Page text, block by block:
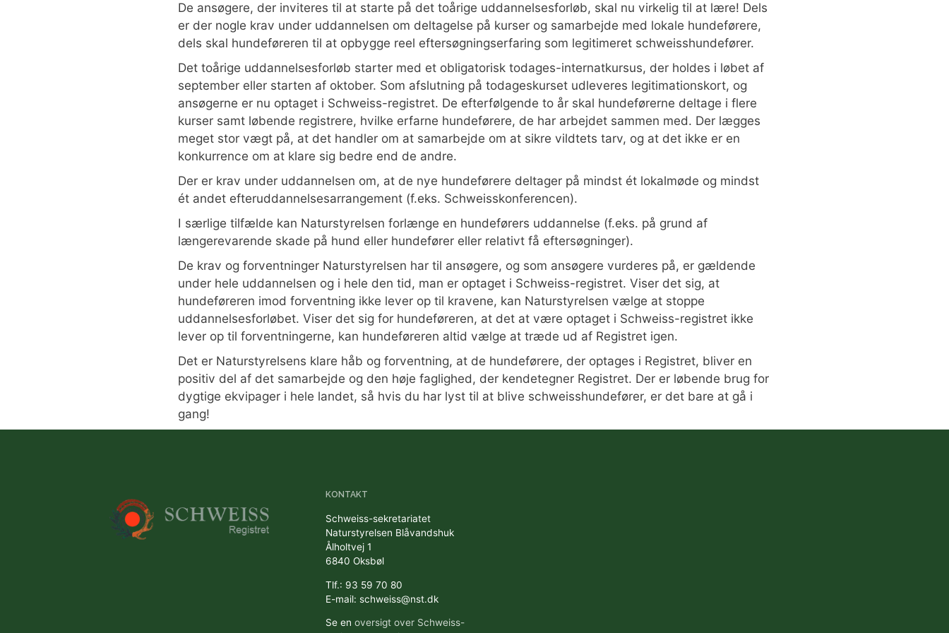
De ansøgere, der inviteres til at starte på det toårige uddannelsesforløb, skal nu virkelig til at lære! Dels
er der nogle krav under uddannelsen om deltagelse på kurser og samarbejde med lokale hundeførere,
dels skal hundeføreren til at opbygge reel eftersøgningserfaring som legitimeret schweisshundefører.
Det toårige uddannelsesforløb starter med et obligatorisk todages-internatkursus, der holdes i løbet af
september eller starten af oktober. Som afslutning på todageskurset udleveres legitimationskort, og
ansøgerne er nu optaget i Schweiss-registret. De efterfølgende to år skal hundeførerne deltage i flere
kurser samt løbende registrere, hvilke erfarne hundeførere, de har arbejdet sammen med. Der lægges
meget stor vægt på, at det handler om at samarbejde om at sikre vildtets tarv, og at det ikke er en
konkurrence om at klare sig bedre end de andre.
Der er krav under uddannelsen om, at de nye hundeførere deltager på mindst ét lokalmøde og mindst
ét andet efteruddannelsesarrangement (f.eks. Schweisskonferencen).
I særlige tilfælde kan Naturstyrelsen forlænge en hundeførers uddannelse (f.eks. på grund af
længerevarende skade på hund eller hundefører eller relativt få eftersøgninger).
De krav og forventninger Naturstyrelsen har til ansøgere, og som ansøgere vurderes på, er gældende
under hele uddannelsen og i hele den tid, man er optaget i Schweiss-registret. Viser det sig, at
hundeføreren imod forventning ikke lever op til kravene, kan Naturstyrelsen vælge at stoppe
uddannelsesforløbet. Viser det sig for hundeføreren, at det at være optaget i Schweiss-registret ikke
lever op til forventningerne, kan hundeføreren altid vælge at træde ud af Registret igen.
Det er Naturstyrelsens klare håb og forventning, at de hundeførere, der optages i Registret, bliver en
positiv del af det samarbejde og den høje faglighed, der kendetegner Registret. Der er løbende brug for
dygtige ekvipager i hele landet, så hvis du har lyst til at blive schweisshundefører, er det bare at gå i
gang!
KONTAKT
Schweiss-sekretariatet
Naturstyrelsen Blåvandshuk
Ålholtvej 1
6840 Oksbøl
Tlf.: 93 59 70 80
E-mail: schweiss@nst.dk
Se enoversigt over Schweiss-